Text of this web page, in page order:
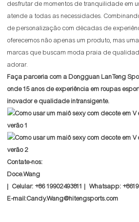
desfrutar de momentos de tranquilidade em
atende a todas as necessidades.
de personalização com décadas de
oferecemos não apenas um produto, mas
marcas que buscam moda praia de
adorar.
Faça parceria com a Dongguan LanTeng
onde 15 anos de experiência em roupas
inovador e qualidade intransigente.
Contate-nos:
Doce.Wang
| Celular: +86 19902493811 | Whatsapp:
E-mail:Candy.Wang@hitengsports.com